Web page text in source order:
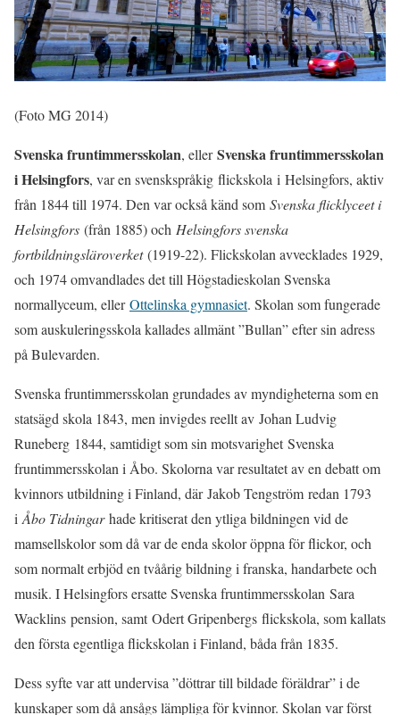
(Foto MG 2014)
Svenska fruntimmersskolan, ellerSvenska fruntimmersskolan
i Helsingfors, var en svenskspråkig flickskola i Helsingfors, aktiv
från 1844 till 1974. Den var också känd som Svenska flicklyceet i
Helsingfors (från 1885) och Helsingfors svenska
fortbildningsläroverket(1919-22). Flickskolan avvecklades 1929,
och 1974 omvandlades det till Högstadieskolan Svenska
normallyceum, ellerOttelinska gymnasiet. Skolan som fungerade
som auskuleringsskola kallades allmänt ”Bullan” efter sin adress
på Bulevarden.
Svenska fruntimmersskolan grundades av myndigheterna som en
statsägd skola 1843, men invigdes reellt av Johan Ludvig
Runeberg 1844, samtidigt som sin motsvarighet Svenska
fruntimmersskolan i Åbo. Skolorna var resultatet av en debatt om
kvinnors utbildning i Finland, där Jakob Tengström redan 1793
i Åbo Tidningarhade kritiserat den ytliga bildningen vid de
mamsellskolor som då var de enda skolor öppna för flickor, och
som normalt erbjöd en tvåårig bildning i franska, handarbete och
musik. I Helsingfors ersatte Svenska fruntimmersskolan Sara
Wacklins pension, samt Odert Gripenbergs flickskola, som kallats
den första egentliga flickskolan i Finland, båda från 1835.
Dess syfte var att undervisa ”döttrar till bildade föräldrar” i de
kunskaper som då ansågs lämpliga för kvinnor. Skolan var först